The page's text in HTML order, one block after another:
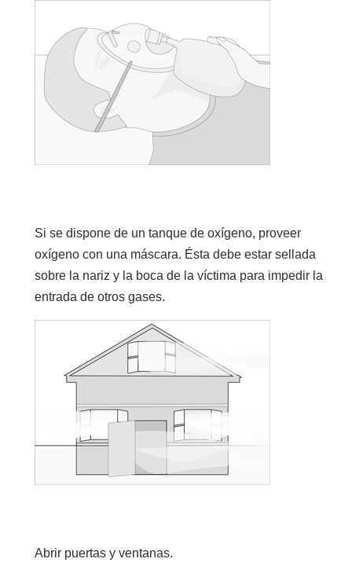
Si se dispone de un tanque de oxígeno, proveer
oxígeno con una máscara. Ésta debe estar sellada
sobre la nariz y la boca de la víctima para impedir la
entrada de otros gases.
Abrir puertas y ventanas.